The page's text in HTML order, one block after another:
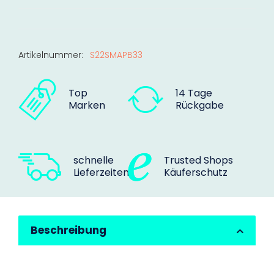
Artikelnummer: S22SMAPB33
Top
Marken
14 Tage
Rückgabe
schnelle
Lieferzeiten
Trusted Shops
Käuferschutz
Beschreibung